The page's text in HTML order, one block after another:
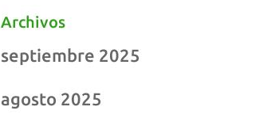
Archivos
septiembre 2025
agosto 2025